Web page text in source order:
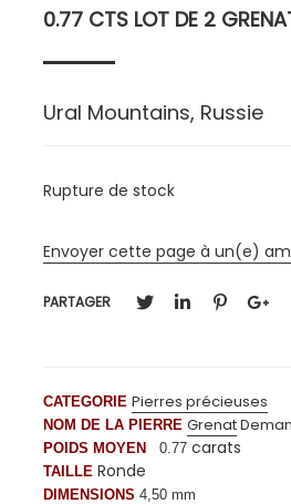
0.77 CTS LOT DE 2
Ural Mountains, Russie
Rupture de stock
Envoyer cette page à un(e)
PARTAGER
CATEGORIE Pierres précieuses
NOM DE LA PIERRE Grenat
POIDS MOYEN 0.77 carats
TAILLE Ronde
DIMENSIONS 4,50 mm